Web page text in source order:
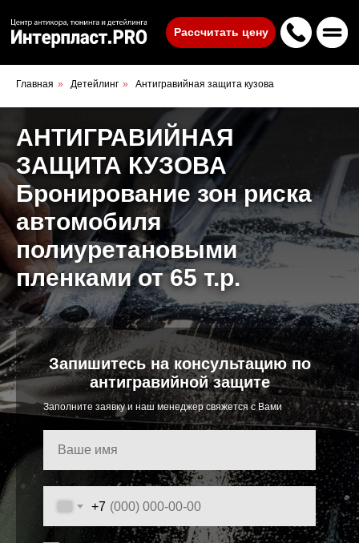
Рассчитать цену
Комплексная обработка антикором
Бесплатный осмотр антикора у
Гарантийный осмотр антикора
Технология обработки антикором
Мойка до и после обработки
Точечная антикоррозийная обработка
Главная » Детейлинг » Антигравийная защита кузова
АНТИГРАВИЙНАЯ
ЗАЩИТА КУЗОВА
Бронирование зон риска
автомобиля
полиуретановыми
пленками от 65 т.р.
Запишитесь на консультацию по
антигравийной защите
Заполните заявку и наш менеджер свяжется с Вами
+7